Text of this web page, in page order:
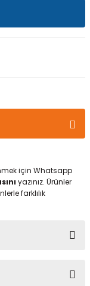
için Whatsapp
yazınız. Ürünler
farklılık